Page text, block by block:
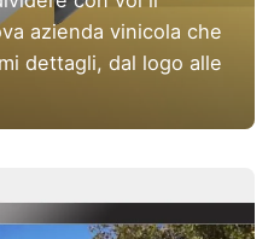
azienda vinicola che
dettagli, dal logo alle